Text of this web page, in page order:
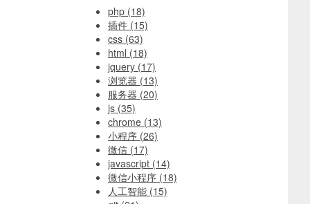
php (18)
插件 (15)
css (63)
html (18)
jquery (17)
浏览器 (13)
服务器 (20)
js (35)
chrome (13)
小程序 (26)
微信 (17)
javascript (14)
微信小程序 (18)
人工智能 (15)